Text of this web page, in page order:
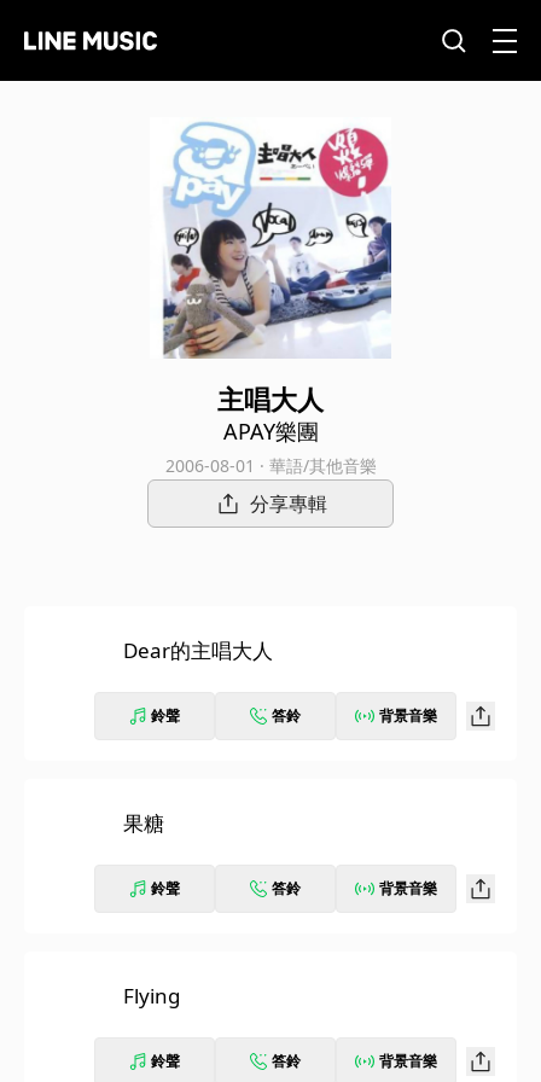
主唱大人
APAY樂團
2006-08-01 · 華語/其他音樂
分享專輯
Dear的主唱大人
鈴聲 答鈴 背景音樂
果糖
鈴聲 答鈴 背景音樂
Flying
鈴聲 答鈴 背景音樂